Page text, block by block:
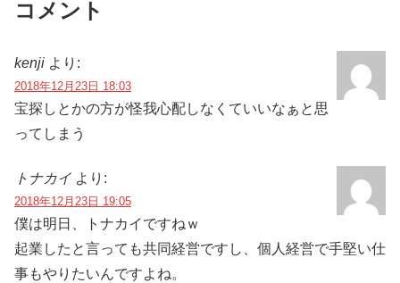
コメント
kenji より:
2018年12月23日 18:03
宝探しとかの方が怪我心配しなくていいなぁと思
ってしまう
トナカイ より:
2018年12月23日 19:05
僕は明日、トナカイですねｗ
起業したと言っても共同経営ですし、個人経営で手堅い仕
事もやりたいんですよね。